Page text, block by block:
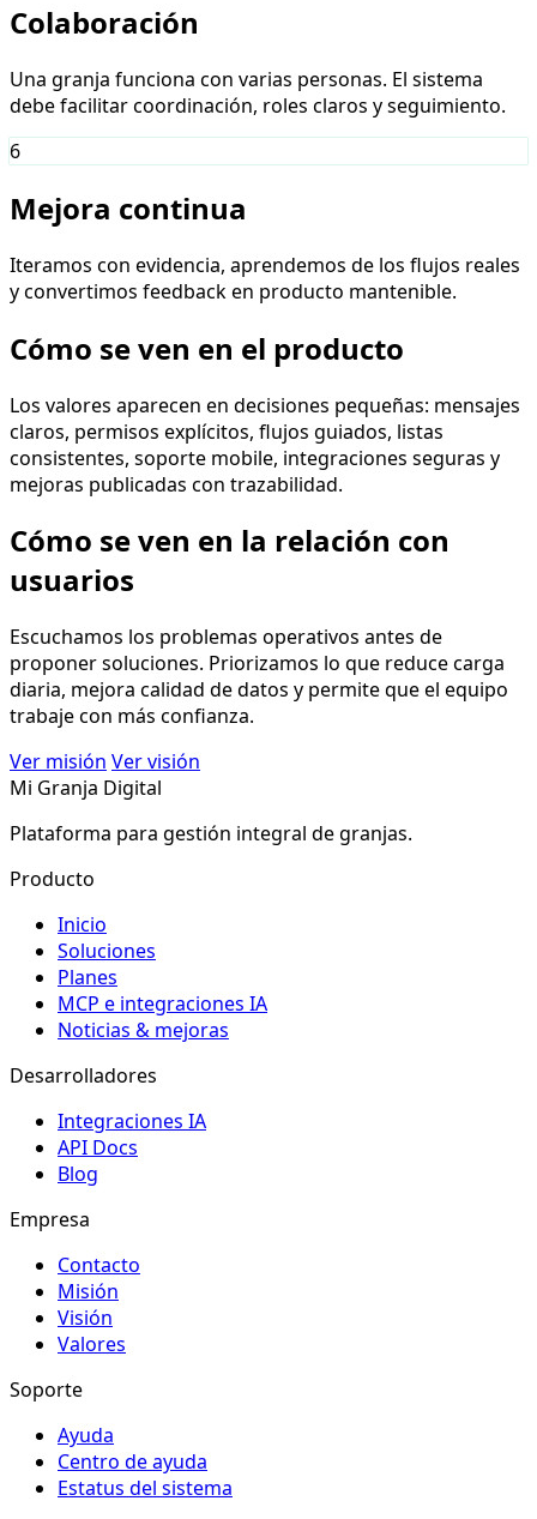
Colaboración
Una granja funciona con varias personas. El sistema
debe facilitar coordinación, roles claros y seguimiento.
6
Mejora continua
Iteramos con evidencia, aprendemos de los flujos reales
y convertimos feedback en producto mantenible.
Cómo se ven en el producto
Los valores aparecen en decisiones pequeñas: mensajes
claros, permisos explícitos, flujos guiados, listas
consistentes, soporte mobile, integraciones seguras y
mejoras publicadas con trazabilidad.
Cómo se ven en la relación con
usuarios
Escuchamos los problemas operativos antes de
proponer soluciones. Priorizamos lo que reduce carga
diaria, mejora calidad de datos y permite que el equipo
trabaje con más confianza.
Ver misión Ver visión
Mi Granja Digital
Plataforma para gestión integral de granjas.
Producto
Inicio
Soluciones
Planes
MCP e integraciones IA
Noticias & mejoras
Desarrolladores
Integraciones IA
API Docs
Blog
Empresa
Contacto
Misión
Visión
Valores
Soporte
Ayuda
Centro de ayuda
Estatus del sistema